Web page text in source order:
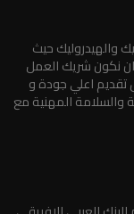
والهيدروليك حيث
ان نكون شريك العمل
تقديم اعلي جودة و
والسلامة المهنية مع